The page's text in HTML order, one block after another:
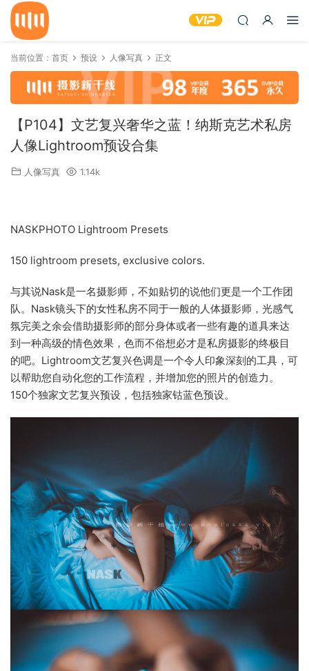
当前位置： 首页 预设 人像写真 正文
【P104】文艺复兴奢华之蓝！纳斯克艺术私房
人像Lightroom预设合集
人像写真 1.14k
NASKPHOTO Lightroom Presets
150 lightroom presets, exclusive colors.
与其说Nask是一名摄影师，不如贴切的说他们更是一个工作团
队。Nask镜头下的女性私房不同于一般的人体摄影师，光感气
氛完美之余会借助摄影师的部分身体或者一些有趣的道具来达
到一种高级的情色效果，色而不俗想必才是私房摄影的终极目
的吧。Lightroom文艺复兴色调是一个令人印象深刻的工具，可
以帮助您自动化您的工作流程，并增加您的照片的创造力。
150个独家文艺复兴预设，包括独家钴蓝色预设。